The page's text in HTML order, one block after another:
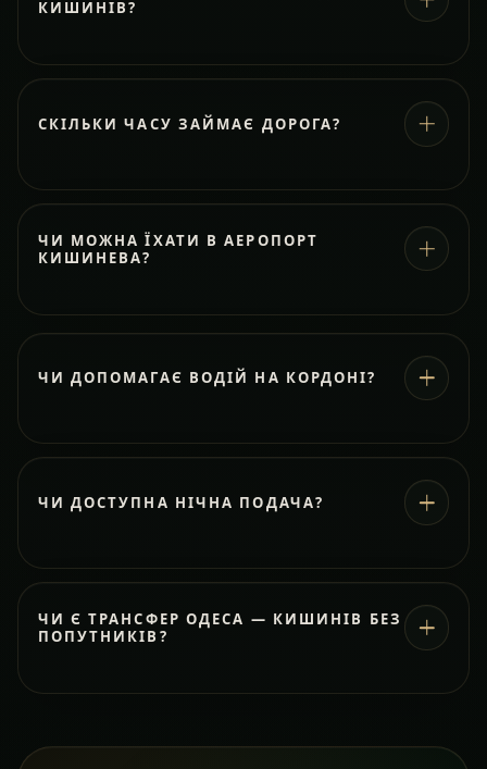
КИШИНІВ?
СКІЛЬКИ ЧАСУ ЗАЙМАЄ ДОРОГА?
ЧИ МОЖНА ЇХАТИ В АЕРОПОРТ
КИШИНЕВА?
ЧИ ДОПОМАГАЄ ВОДІЙ НА КОРДОНІ?
ЧИ ДОСТУПНА НІЧНА ПОДАЧА?
ЧИ Є ТРАНСФЕР ОДЕСА — КИШИНІВ БЕЗ
ПОПУТНИКІВ?